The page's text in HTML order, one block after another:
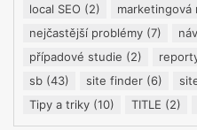
local SEO (2) marketingová
nejčastější problémy (7)
případové studie (2)
sb (43) site finder (6)
Tipy a triky (10) TITLE (2)